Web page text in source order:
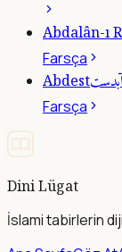
Abdalân-ı
Farsça
Abdestآبدست
Farsça
Dini Lügat
İslami tabirlerin